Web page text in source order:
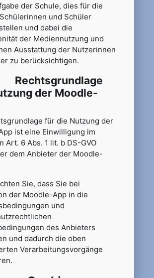
der Schule, dies für die
und Schüler
und dabei die
der Mediennutzung und
Ausstattung der Nutzerinnen
zu berücksichtigen.
der Moodle-
für die Nutzung der
ist eine Einwilligung im
Art. 6 Abs. 1 lit. b DS-GVO
dem Anbieter der Moodle-
Sie, dass Sie bei
der Moodle-App in die
und
des Anbieters
und dadurch die oben
Verarbeitungsvorgänge